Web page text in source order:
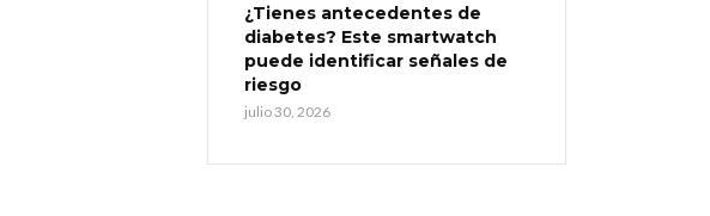
¿Tienes antecedentes de
diabetes? Este smartwatch
puede identificar señales de
riesgo
julio 30, 2026